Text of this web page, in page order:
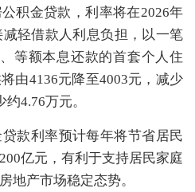
积金贷款，利率将在2026年
轻借款人利息负担，以一笔
等额本息还款的首套个人住
由4136元降至4003元，减少
4.76万元。
利率预计每年将节省居民
亿元，有利于支持居民家庭
地产市场稳定态势。